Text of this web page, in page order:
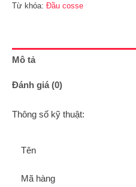
Từ khóa: Đầu cosse
Mô tả
Đánh giá (0)
Thông số kỹ thuật:
Tên
Mã hàng